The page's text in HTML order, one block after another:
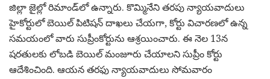
జిల్లా జైల్లో రిమాండ్‌లో ఉన్నారు. కొమ్మినేని తరపు న్యాయవాదులు
హైకోర్టులో బెయిల్‌ పిటిషన్‌ దాఖలు చేయగా, కోర్టు విచారణలో ఉన్న
సమయంలో వారు సుప్రీంకోర్టును ఆశ్రయించారు. ఈ నెల 13న
షరతులకు లోబడి బెయిల్‌ మంజూరు చేయాలని సుప్రీం కోర్టు
ఆదేశించింది. ఆయన తరఫు న్యాయవాదులు సోమవారం